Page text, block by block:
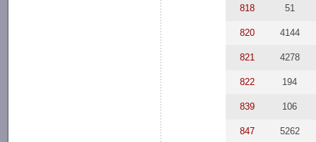
818 51
820 4144
821 4278
822 194
839 106
847 5262